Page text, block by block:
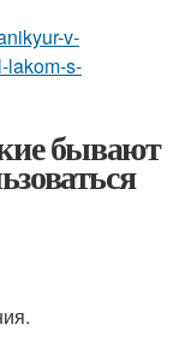
v-
lakom-s-
бывают